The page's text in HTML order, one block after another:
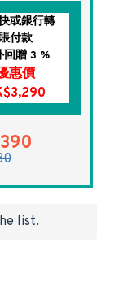
或銀行轉
付款
回贈 3 %
惠價
list.